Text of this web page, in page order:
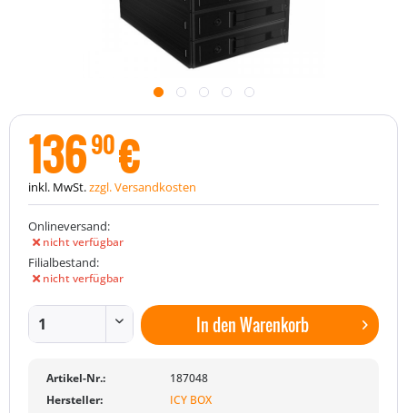
13690€
inkl. MwSt.zzgl. Versandkosten
Onlineversand:
nicht verfügbar
Filialbestand:
nicht verfügbar
In denWarenkorb
Artikel-Nr.:
187048
Hersteller:
ICY BOX